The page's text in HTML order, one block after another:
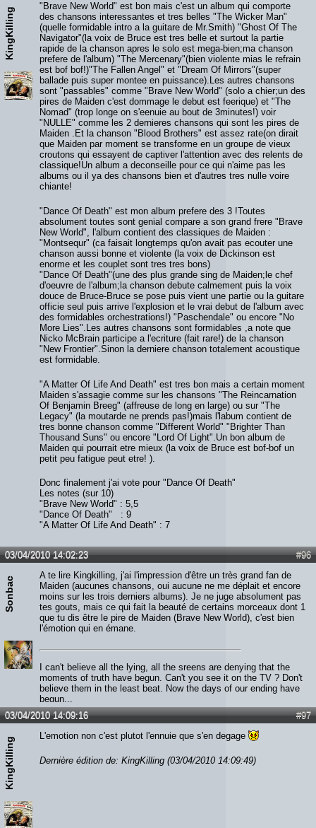
KingKilling
"Brave New World" est bon mais c'est un album qui comporte
des chansons interessantes et tres belles "The Wicker Man"
(quelle formidable intro a la guitare de Mr.Smith) "Ghost Of The
Navigator"(la voix de Bruce est tres belle et surtout la partie
rapide de la chanson apres le solo est mega-bien;ma chanson
prefere de l'album) "The Mercenary"(bien violente mias le refrain
est bof bof!)"The Fallen Angel" et "Dream Of Mirrors"(super
ballade puis super montee en puissance).Les autres chansons
sont "passables" comme "Brave New World" (solo a chier;un des
pires de Maiden c'est dommage le debut est feerique) et "The
Nomad" (trop longe on s'eenuie au bout de 3minutes!) voir
"NULLE" comme les 2 dernieres chansons qui sont les pires de
Maiden .Et la chanson "Blood Brothers" est assez rate(on dirait
que Maiden par moment se transforme en un groupe de vieux
croutons qui essayent de captiver l'attention avec des relents de
classique!Un album a deconseille pour ce qui n'aime pas les
albums ou il ya des chansons bien et d'autres tres nulle voire
chiante!
"Dance Of Death" est mon album prefere des 3 !Toutes
absolument toutes sont genial compare a son grand frere "Brave
New World", l'album contient des classiques de Maiden :
"Montsequr" (ca faisait longtemps qu'on avait pas ecouter une
chanson aussi bonne et violente (la voix de Dickinson est
enorme et les couplet sont tres tres bons)
"Dance Of Death"(une des plus grande sing de Maiden;le chef
d'oeuvre de l'album;la chanson debute calmement puis la voix
douce de Bruce-Bruce se pose puis vient une partie ou la guitare
officie seul puis arrive l'explosion et le vrai debut de l'album avec
des formidables orchestrations!) "Paschendale" ou encore "No
More Lies".Les autres chansons sont formidables ,a note que
Nicko McBrain participe a l'ecriture (fait rare!) de la chanson
"New Frontier".Sinon la derniere chanson totalement acoustique
est formidable.
"A Matter Of Life And Death" est tres bon mais a certain moment
Maiden s'assagie comme sur les chansons "The Reincarnation
Of Benjamin Breeg" (affreuse de long en large) ou sur "The
Legacy" (la moutarde ne prends pas!)mais l'labum contient de
tres bonne chanson comme "Different World" "Brighter Than
Thousand Suns" ou encore "Lord Of Light".Un bon album de
Maiden qui pourrait etre mieux (la voix de Bruce est bof-bof un
petit peu fatigue peut etre! ).
Donc finalement j'ai vote pour "Dance Of Death"
Les notes (sur 10)
"Brave New World" : 5,5
"Dance Of Death" : 9
"A Matter Of Life And Death" : 7
#96
03/04/2010 14:02:23
Sonbac
A te lire Kingkilling, j'ai l'impression d'être un très grand fan de
Maiden (aucunes chansons, oui aucune ne me déplait et encore
moins sur les trois derniers albums). Je ne juge absolument pas
tes gouts, mais ce qui fait la beauté de certains morceaux dont 1
que tu dis être le pire de Maiden (Brave New World), c'est bien
l'émotion qui en émane.
I can't believe all the lying, all the sreens are denying that the
moments of truth have begun. Can't you see it on the TV ? Don't
believe them in the least beat. Now the days of our ending have
begun...
#97
03/04/2010 14:09:16
KingKilling
L'emotion non c'est plutot l'ennuie que s'en degage
Dernière édition de: KingKilling (03/04/2010 14:09:49)